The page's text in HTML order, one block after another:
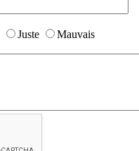
Juste
Mauvais